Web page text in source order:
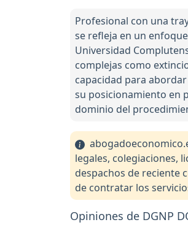
Profesional con una
se refleja en un
Universidad
complejas como
capacidad para
su posicionamiento en
dominio del
legales, colegiaciones,
despachos de reciente
de contratar los
Opiniones de DGNP